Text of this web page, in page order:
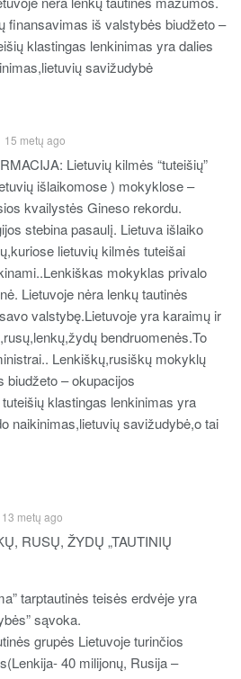
finansavimas iš valstybės biudžeto –
klastingas lenkinimas yra dalies
savižudybė
15 metų ago
Lietuvių kilmės “tuteišių”
išlaikomose ) mokyklose –
kvailystės Gineso rekordu.
stebina pasaulį. Lietuva išlaiko
lietuvių kilmės tuteišai
mokyklas privalo
Lietuvoje nėra lenkų tautinės
valstybę.Lietuvoje yra karaimų ir
bendruomenės.To
Lenkiškų,rusiškų mokyklų
– okupacijos
klastingas lenkinimas yra
naikinimas,lietuvių savižudybė,o tai
13 metų ago
RUSŲ, ŽYDŲ „TAUTINIŲ
tarptautinės teisės erdvėje yra
sąvoka.
grupės Lietuvoje turinčios
40 milijonų, Rusija –